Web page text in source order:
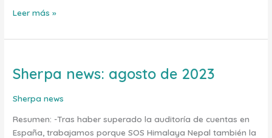
Leer más »
Sherpa news: agosto de 2023
Sherpa news
Resumen: -Tras haber superado la auditoría de cuentas en
España, trabajamos porque SOS Himalaya Nepal también la
Sherpa
agosto
2023